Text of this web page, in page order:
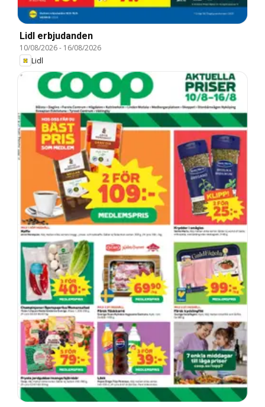
Lidl erbjudanden
10/08/2026- 16/08/2026
Lidl